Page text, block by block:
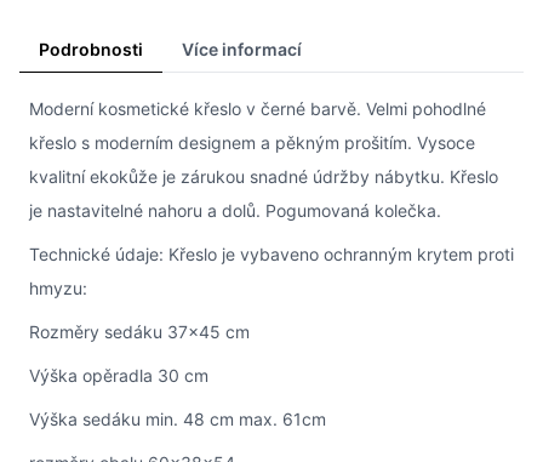
Podrobnosti Více informací
Moderní kosmetické křeslo v černé barvě. Velmi pohodlné
křeslo s moderním designem a pěkným prošitím. Vysoce
kvalitní ekokůže je zárukou snadné údržby nábytku. Křeslo
je nastavitelné nahoru a dolů. Pogumovaná kolečka.
Technické údaje: Křeslo je vybaveno ochranným krytem proti
hmyzu:
Rozměry sedáku 37x45 cm
Výška opěradla 30 cm
Výška sedáku min. 48 cm max. 61cm